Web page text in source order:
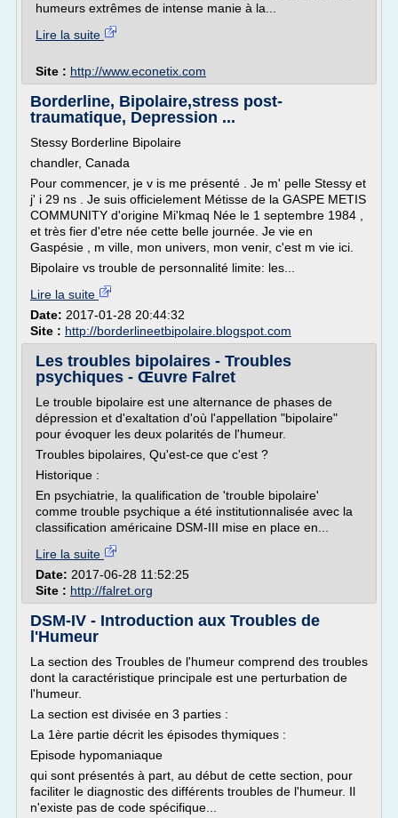
humeurs extrêmes de intense manie à la...
Lire la suite
Site : http://www.econetix.com
Borderline, Bipolaire,stress post-
traumatique, Depression ...
Stessy Borderline Bipolaire
chandler, Canada
Pour commencer, je v is me présenté . Je m' pelle Stessy et
j' i 29 ns . Je suis officielement Métisse de la GASPE METIS
COMMUNITY d'origine Mi'kmaq Née le 1 septembre 1984 ,
et très fier d'etre née cette belle journée. Je vie en
Gaspésie , m ville, mon univers, mon venir, c'est m vie ici.
Bipolaire vs trouble de personnalité limite: les...
Lire la suite
Date: 2017-01-28 20:44:32
Site : http://borderlineetbipolaire.blogspot.com
Les troubles bipolaires - Troubles
psychiques - Œuvre Falret
Le trouble bipolaire est une alternance de phases de
dépression et d'exaltation d'où l'appellation "bipolaire"
pour évoquer les deux polarités de l'humeur.
Troubles bipolaires, Qu'est-ce que c'est ?
Historique :
En psychiatrie, la qualification de 'trouble bipolaire'
comme trouble psychique a été institutionnalisée avec la
classification américaine DSM-III mise en place en...
Lire la suite
Date: 2017-06-28 11:52:25
Site : http://falret.org
DSM-IV - Introduction aux Troubles de
l'Humeur
La section des Troubles de l'humeur comprend des troubles
dont la caractéristique principale est une perturbation de
l'humeur.
La section est divisée en 3 parties :
La 1ère partie décrit les épisodes thymiques :
Episode hypomaniaque
qui sont présentés à part, au début de cette section, pour
faciliter le diagnostic des différents troubles de l'humeur. Il
n'existe pas de code spécifique...